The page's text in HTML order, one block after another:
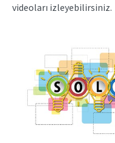
videoları izleyebilirsiniz.